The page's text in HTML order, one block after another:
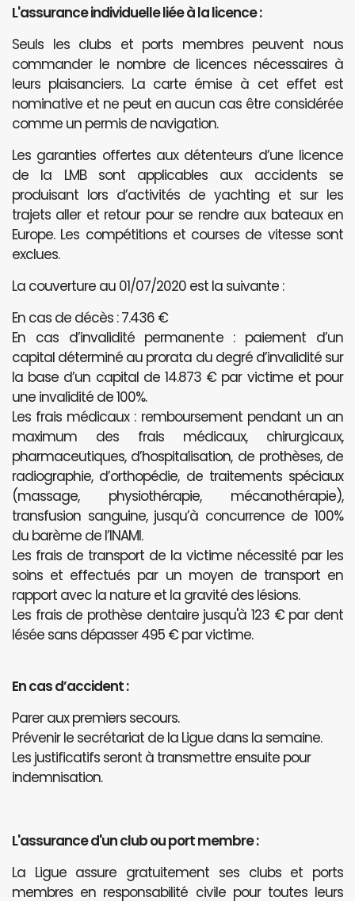
L'assurance individuelle liée à la licence :
Seuls les clubs et ports membres peuvent nous
commander le nombre de licences nécessaires à
leurs plaisanciers. La carte émise à cet effet est
nominative et ne peut en aucun cas être considérée
comme un permis de navigation.
Les garanties offertes aux détenteurs d’une licence
de la LMB sont applicables aux accidents se
produisant lors d’activités de yachting et sur les
trajets aller et retour pour se rendre aux bateaux en
Europe. Les compétitions et courses de vitesse sont
exclues.
La couverture au 01/07/2020 est la suivante :
En cas de décès : 7.436 €
En cas d’invalidité permanente : paiement d’un
capital déterminé au prorata du degré d’invalidité sur
la base d’un capital de 14.873 € par victime et pour
une invalidité de 100%.
Les frais médicaux : remboursement pendant un an
maximum des frais médicaux, chirurgicaux,
pharmaceutiques, d’hospitalisation, de prothèses, de
radiographie, d’orthopédie, de traitements spéciaux
(massage, physiothérapie, mécanothérapie),
transfusion sanguine, jusqu’à concurrence de 100%
du barème de l’INAMI.
Les frais de transport de la victime nécessité par les
soins et effectués par un moyen de transport en
rapport avec la nature et la gravité des lésions.
Les frais de prothèse dentaire jusqu'à 123 € par dent
lésée sans dépasser 495 € par victime.
En cas d’accident :
Parer aux premiers secours.
Prévenir le secrétariat de la Ligue dans la semaine.
Les justificatifs seront à transmettre ensuite pour
indemnisation.
L'assurance d'un club ou port membre :
La Ligue assure gratuitement ses clubs et ports
membres en responsabilité civile pour toutes leurs